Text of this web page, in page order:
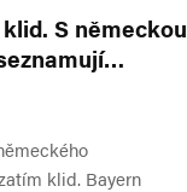
S německou
klid. Bayern